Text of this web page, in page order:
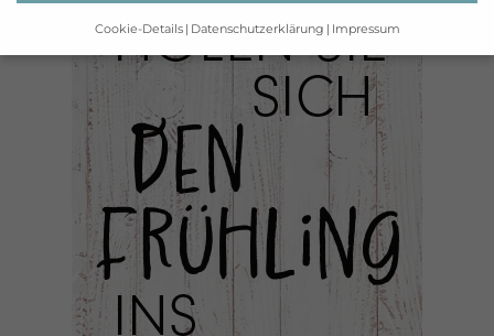
Cookie-Details Datenschutzerklärung Impressum
Datenschutzeinstellungen
Wenn Sie unter 16 Jahre alt sind und Ihre Zustimmung zu
freiwilligen Diensten geben möchten, müssen Sie Ihre
Erziehungsberechtigten um Erlaubnis bitten.
Wir verwenden Cookies und andere Technologien auf
unserer Website. Einige von ihnen sind essenziell, während
andere uns helfen, diese Website und Ihre Erfahrung zu
verbessern.
Personenbezogene Daten können verarbeitet
werden (z. B. IP-Adressen), z. B. für personalisierte Anzeigen
und Inhalte oder Anzeigen- und Inhaltsmessung. Weitere
Informationen über die Verwendung Ihrer Daten finden Sie
in unserer
Datenschutzerklärung
Hier finden Sie eine Übersicht über alle verwendeten